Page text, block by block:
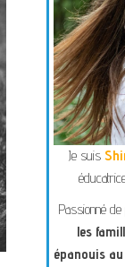
Je suis
Passionné de
les
épanouis